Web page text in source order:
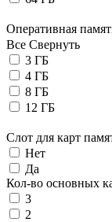
Оперативная
Все Свернуть
3 ГБ
4 ГБ
8 ГБ
12 ГБ
Слот для карт
Нет
Да
Кол-во основных
3
2